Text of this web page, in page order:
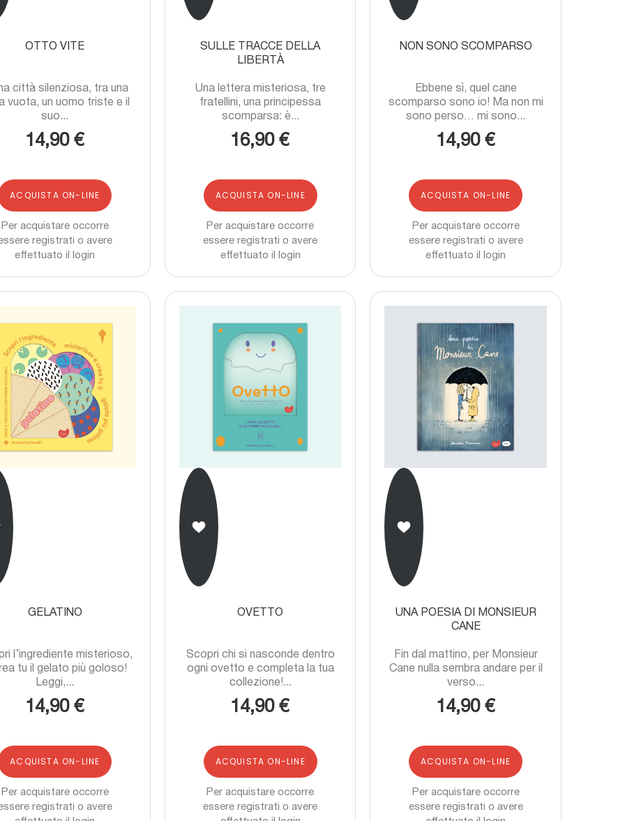
OTTO VITE
città silenziosa, tra una
vuota, un uomo triste e il
suo...
14,90 €
ACQUISTA ON-LINE
Per acquistare occorre
registrati o avere
effettuato il login
SULLE TRACCE DELLA
LIBERTÀ
Una lettera misteriosa, tre
fratellini, una principessa
scomparsa: è...
16,90 €
ACQUISTA ON-LINE
Per acquistare occorre
essere registrati o avere
effettuato il login
NON SONO SCOMPARSO
Ebbene sì, quel cane
scomparso sono io! Ma non mi
sono perso… mi sono...
14,90 €
ACQUISTA ON-LINE
Per acquistare occorre
essere registrati o avere
effettuato il login
GELATINO
l’ingrediente misterioso,
tu il gelato più goloso!
Leggi,...
14,90 €
ACQUISTA ON-LINE
Per acquistare occorre
registrati o avere
OVETTO
Scopri chi si nasconde dentro
ogni ovetto e completa la tua
collezione!...
14,90 €
ACQUISTA ON-LINE
Per acquistare occorre
essere registrati o avere
UNA POESIA DI MONSIEUR
CANE
Fin dal mattino, per Monsieur
Cane nulla sembra andare per il
verso...
14,90 €
ACQUISTA ON-LINE
Per acquistare occorre
essere registrati o avere